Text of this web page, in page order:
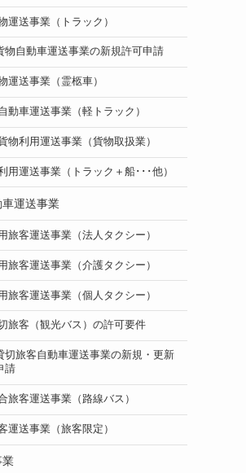
運送事業（トラック）
物自動車運送事業の新規許可申請
運送事業（霊柩車）
動車運送事業（軽トラック）
物利用運送事業（貨物取扱業）
用運送事業（トラック＋船･･･他）
運送事業
旅客運送事業（法人タクシー）
旅客運送事業（介護タクシー）
旅客運送事業（個人タクシー）
旅客（観光バス）の許可要件
切旅客自動車運送事業の新規・更新
請
旅客運送事業（路線バス）
運送事業（旅客限定）
業